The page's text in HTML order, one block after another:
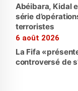
Abéibara, Kidal
série
terroristes
6 août 2026
La Fifa
controversé de